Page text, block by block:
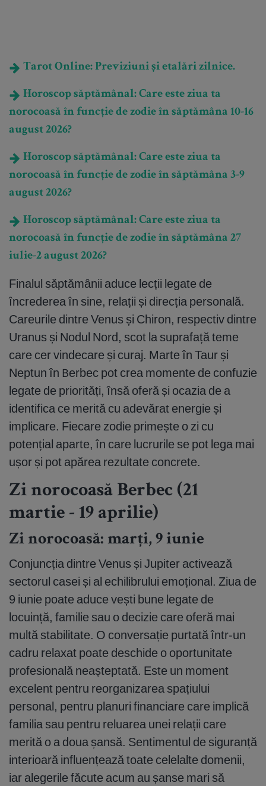
Tarot Online: Previziuni și etalări zilnice.
Horoscop săptămânal: Care este ziua ta
norocoasă în funcție de zodie în săptămâna 10-16
august 2026?
Horoscop săptămânal: Care este ziua ta
norocoasă în funcție de zodie în săptămâna 3-9
august 2026?
Horoscop săptămânal: Care este ziua ta
norocoasă în funcție de zodie în săptămâna 27
iulie-2 august 2026?
Finalul săptămânii aduce lecții legate de
încrederea în sine, relații și direcția personală.
Careurile dintre Venus și Chiron, respectiv dintre
Uranus și Nodul Nord, scot la suprafață teme
care cer vindecare și curaj. Marte în Taur și
Neptun în Berbec pot crea momente de confuzie
legate de priorități, însă oferă și ocazia de a
identifica ce merită cu adevărat energie și
implicare. Fiecare zodie primește o zi cu
potențial aparte, în care lucrurile se pot lega mai
ușor și pot apărea rezultate concrete.
Zi norocoasă Berbec (21
martie - 19 aprilie)
Zi norocoasă: marți, 9 iunie
Conjuncția dintre Venus și Jupiter activează
sectorul casei și al echilibrului emoțional. Ziua de
9 iunie poate aduce vești bune legate de
locuință, familie sau o decizie care oferă mai
multă stabilitate. O conversație purtată într-un
cadru relaxat poate deschide o oportunitate
profesională neașteptată. Este un moment
excelent pentru reorganizarea spațiului
personal, pentru planuri financiare care implică
familia sau pentru reluarea unei relații care
merită o a doua șansă. Sentimentul de siguranță
interioară influențează toate celelalte domenii,
iar alegerile făcute acum au șanse mari să